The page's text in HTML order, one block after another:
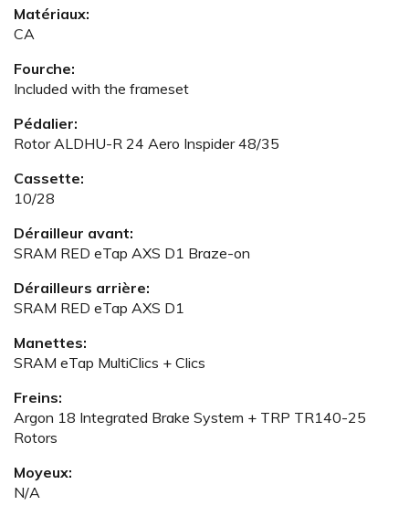
Matériaux:
CA
Fourche:
Included with the frameset
Pédalier:
Rotor ALDHU-R 24 Aero Inspider 48/35
Cassette:
10/28
Dérailleur avant:
SRAM RED eTap AXS D1 Braze-on
Dérailleurs arrière:
SRAM RED eTap AXS D1
Manettes:
SRAM eTap MultiClics + Clics
Freins:
Argon 18 Integrated Brake System + TRP TR140-25
Rotors
Moyeux:
N/A